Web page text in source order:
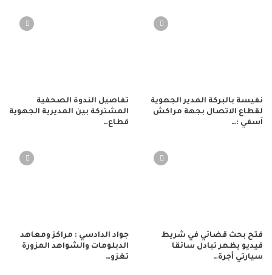
نفيسة بالبركة المدير الجهوية
لقطاع الاتصال بجهة مراكش
آسفي :…
تفاصيل الندوة الصحفية
المشتركة بين المديرية الجهوية
قطاع…
فتح بحث قضائي في شريط
فيديو يظهر تبادل سائقا
سيارتي أجرة…
جواد الدادسي : مراكز ومعاهد
الدبلومات والشواهد المزورة
تغزو…